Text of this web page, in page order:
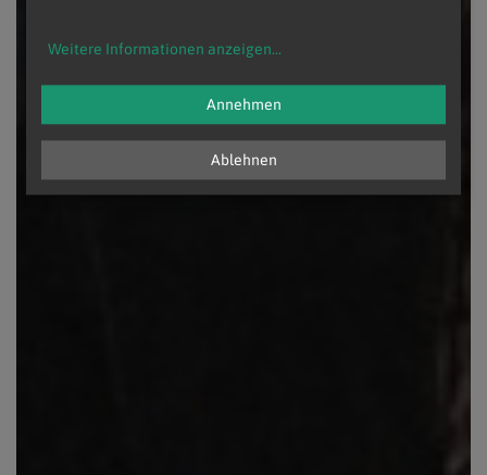
Weitere Informationen anzeigen...
Ablehnen
Annehmen